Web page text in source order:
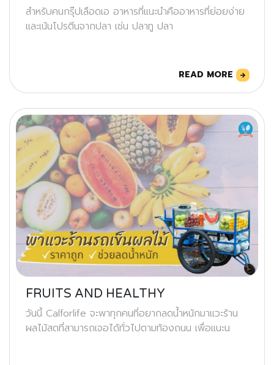
สำหรับคนกรุ๊ปเลือดเอ อาหารที่แนะนำคืออาหารที่ย่อยง่าย
และเน้นโปรตีนจากปลา เช่น ปลาทู ปลา
READ MORE
FRUITS AND HEALTHY
วันนี้ Calforlife จะพาทุกคนที่อยากลดน้ำหนักมาแวะร้าน
ผลไม้สดที่สามารถเจอได้ทั่วไปตามท้องถนน เพื่อแนะน